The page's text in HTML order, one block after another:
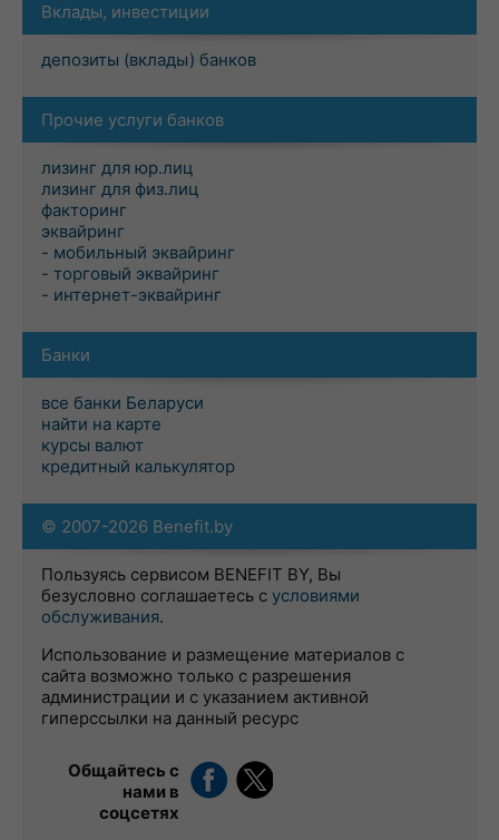
Вклады, инвестиции
депозиты (вклады) банков
Прочие услуги банков
лизинг для юр.лиц
лизинг для физ.лиц
факторинг
эквайринг
- мобильный эквайринг
- торговый эквайринг
- интернет-эквайринг
Банки
все банки Беларуси
найти на карте
курсы валют
кредитный калькулятор
© 2007-2026 Benefit.by
Пользуясь сервисом BENEFIT BY, Вы
безусловно соглашаетесь с условиями
обслуживания.
Использование и размещение материалов с
сайта возможно только с разрешения
администрации и с указанием активной
гиперссылки на данный ресурс
Общайтесь с
нами в
соцсетях